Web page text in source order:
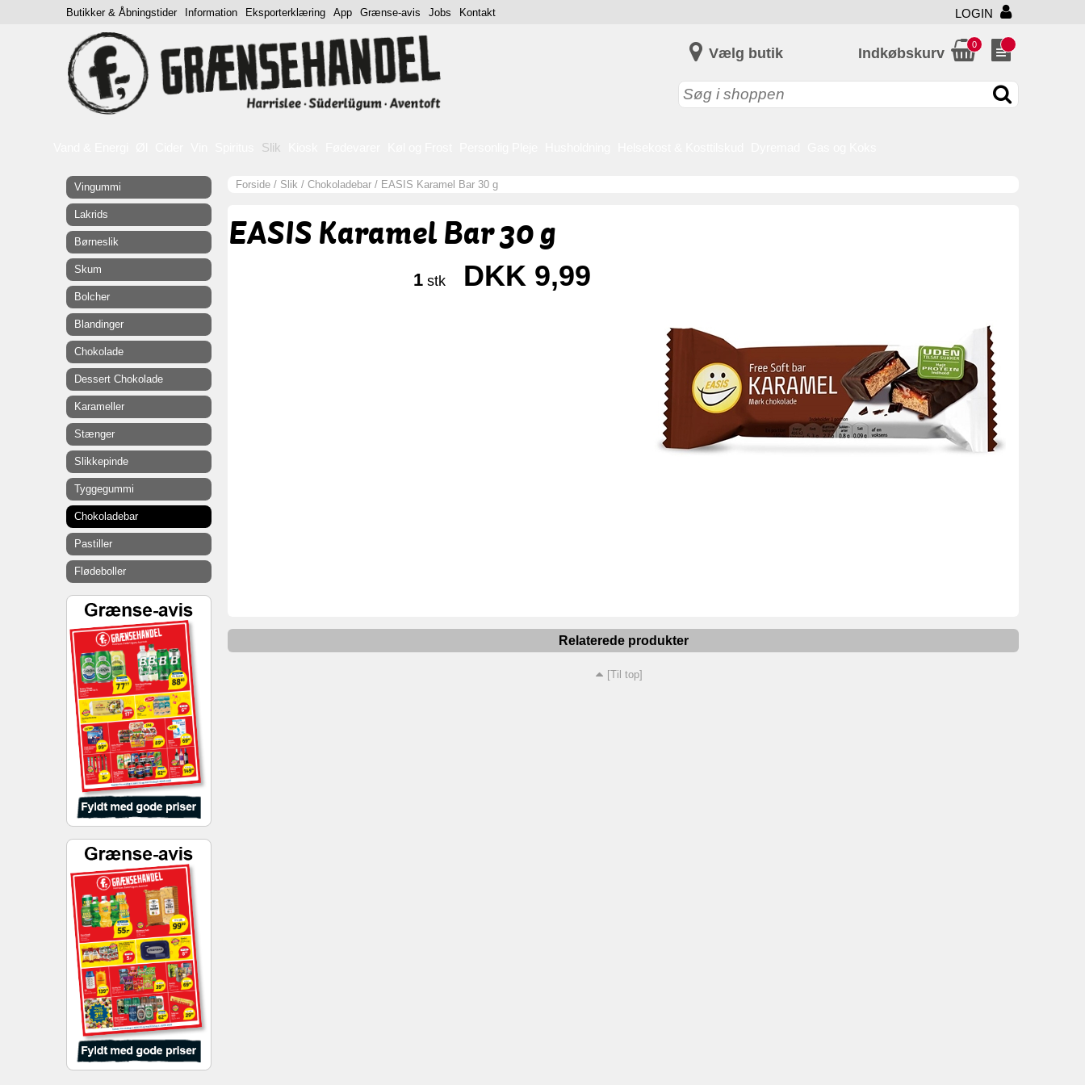
LOGIN
Vælg butik
Slik
Indkøbskurv
0
Forside / Slik / Chokoladebar / EASIS Karamel Bar 30 g
EASIS Karamel Bar 30 g
1 stk DKK 9,99
Relaterede produkter
[Til top]
Vingummi
Lakrids
Børneslik
Skum
Bolcher
Blandinger
Chokolade
Dessert Chokolade
Karameller
Stænger
Slikkepinde
Tyggegummi
Chokoladebar
Pastiller
Flødeboller
Butikker & Åbningstider Information Eksporterklæring App Grænse-avis Jobs Kontakt